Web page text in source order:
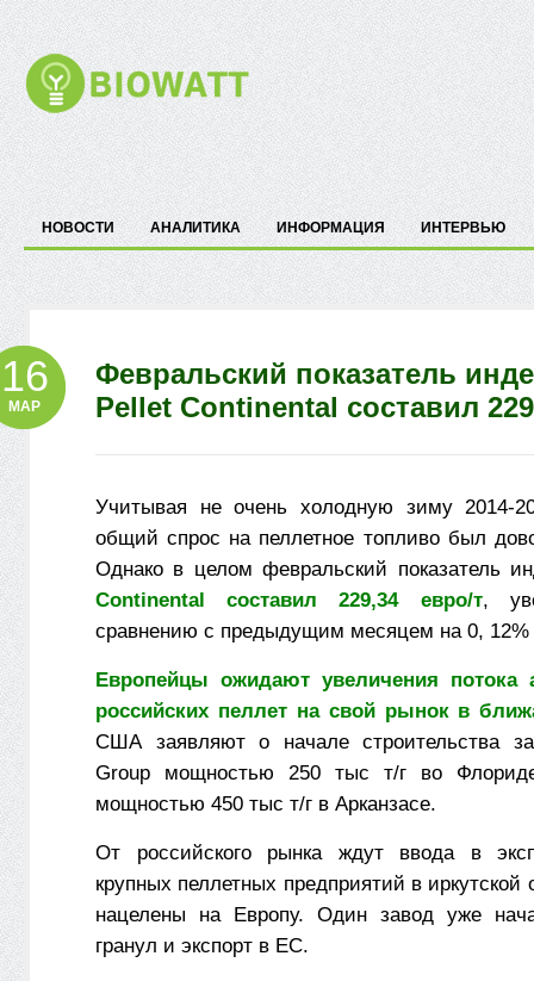
НОВОСТИ АНАЛИТИКА ИНФОРМАЦИЯ ИНТЕРВЬЮ
Февральский показатель
Pellet Continental составил
16
МАР
Учитывая не очень холодную зиму 2014-
общий спрос на пеллетное топливо был
Однако в целом февральский показатель
Continental составил 229,34 евро/т,
сравнению с предыдущим месяцем на 0, 12%
Европейцы ожидают увеличения потока
российских пеллет на свой рынок в
США заявляют о начале строительства
Group мощностью 250 тыс т/г во
мощностью 450 тыс т/г в Арканзасе.
От российского рынка ждут ввода в
крупных пеллетных предприятий в иркутской
нацелены на Европу. Один завод уже
гранул и экспорт в ЕС.